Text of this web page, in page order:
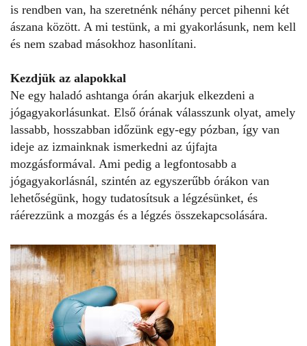
is rendben van, ha szeretnénk néhány percet pihenni két
ászana között. A mi testünk, a mi gyakorlásunk, nem kell
és nem szabad másokhoz hasonlítani.
Kezdjük az alapokkal
Ne egy haladó ashtanga órán akarjuk elkezdeni a
jógagyakorlásunkat. Első órának válasszunk olyat, amely
lassabb, hosszabban időzünk egy-egy pózban, így van
ideje az izmainknak ismerkedni az újfajta
mozgásformával. Ami pedig a legfontosabb a
jógagyakorlásnál, szintén az egyszerűbb órákon van
lehetőségünk, hogy tudatosítsuk a légzésünket, és
ráérezzünk a mozgás és a légzés összekapcsolására.